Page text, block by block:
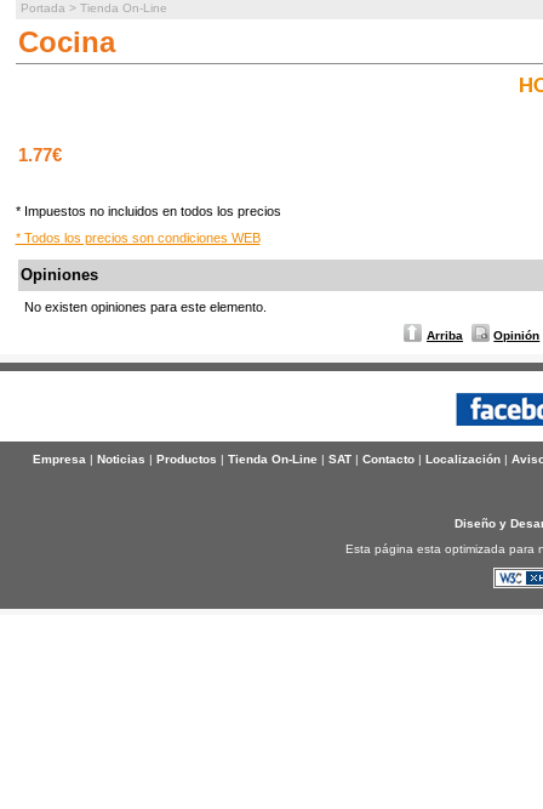
Portada > Tienda On-Line
Cocina
1.77€
* Impuestos no incluidos en todos los precios
* Todos los precios son condiciones WEB
Opiniones
No existen opiniones para este elemento.
Arriba Opinión
Empresa| Noticias | Productos | Tienda On-Line | SAT| Contacto| Localización|
Diseño y
Esta página esta optimizada para